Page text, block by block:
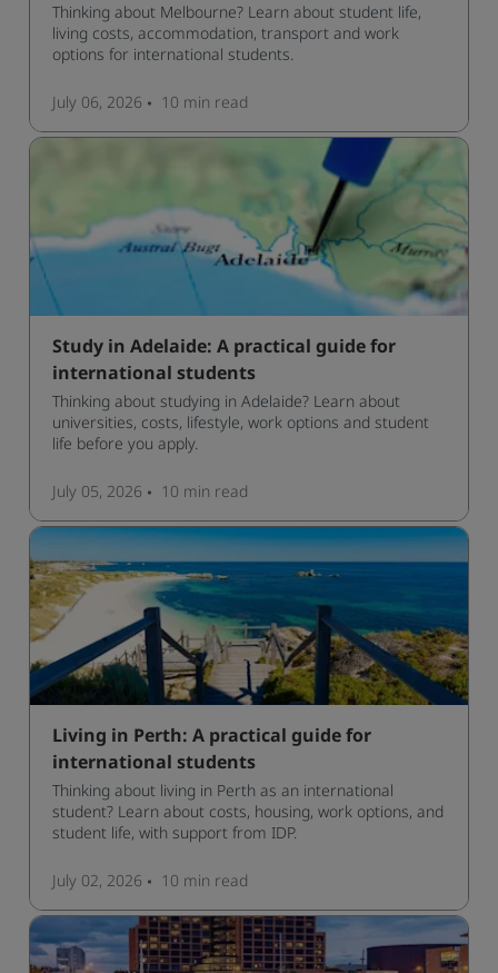
Thinking about Melbourne? Learn about student life,
living costs, accommodation, transport and work
options for international students.
July 06, 2026 10 min read
Study in Adelaide: A practical guide for
international students
Thinking about studying in Adelaide? Learn about
universities, costs, lifestyle, work options and student
life before you apply.
July 05, 2026 10 min read
Living in Perth: A practical guide for
international students
Thinking about living in Perth as an international
student? Learn about costs, housing, work options, and
student life, with support from IDP.
July 02, 2026 10 min read